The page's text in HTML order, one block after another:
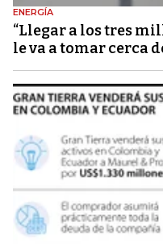
ENERGÍA
“Llegar a los tres
le va a tomar cerca